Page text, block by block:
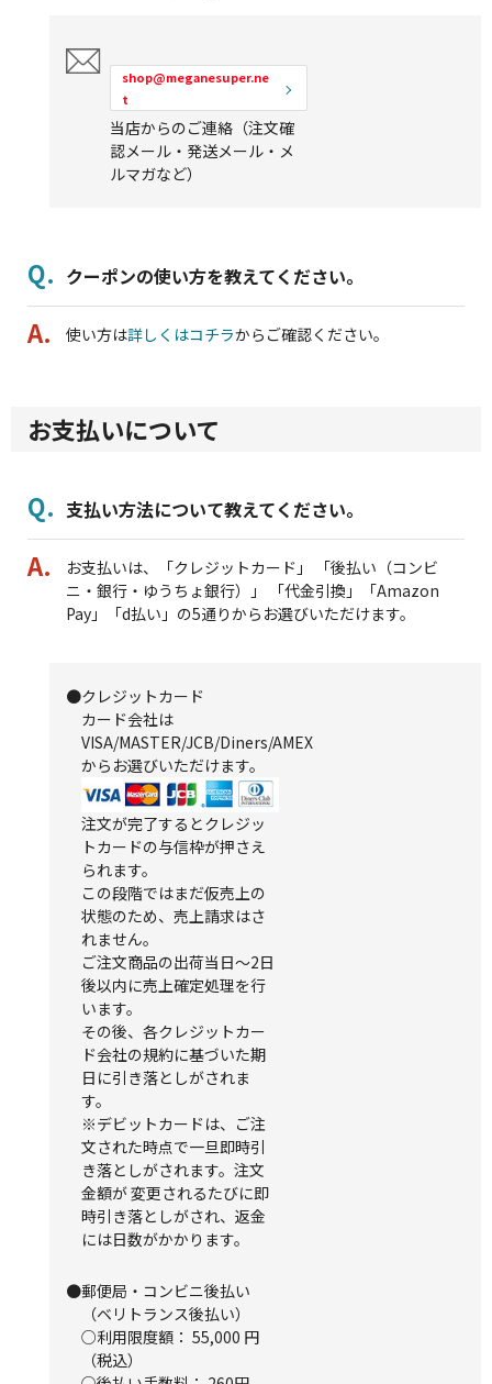
shop@meganesuper.ne
t
当店からのご連絡（注文確
認メール・発送メール・メ
ルマガなど）
クーポンの使い方を教えてください。
使い方は詳しくはコチラからご確認ください。
お支払いについて
支払い方法について教えてください。
お支払いは、「クレジットカード」 「後払い（コンビ
ニ・銀行・ゆうちょ銀行）」 「代金引換」「Amazon
Pay」「d払い」の5通りからお選びいただけます。
●クレジットカード
カード会社は
VISA/MASTER/JCB/Diners/AMEX
からお選びいただけます。
注文が完了するとクレジッ
トカードの与信枠が押さえ
られます。
この段階ではまだ仮売上の
状態のため、売上請求はさ
れません。
ご注文商品の出荷当日～2日
後以内に売上確定処理を行
います。
その後、各クレジットカー
ド会社の規約に基づいた期
日に引き落としがされま
す。
※デビットカードは、ご注
文された時点で一旦即時引
き落としがされます。注文
金額が 変更されるたびに即
時引き落としがされ、返金
には日数がかかります。
●郵便局・コンビニ後払い
（ベリトランス後払い）
○利用限度額： 55,000 円
（税込）